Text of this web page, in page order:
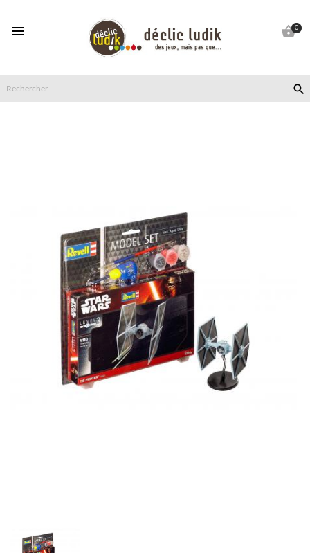
 0
